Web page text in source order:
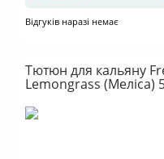
Відгуків наразі немає
Тютюн для кальяну
Lemongrass (Меліса)